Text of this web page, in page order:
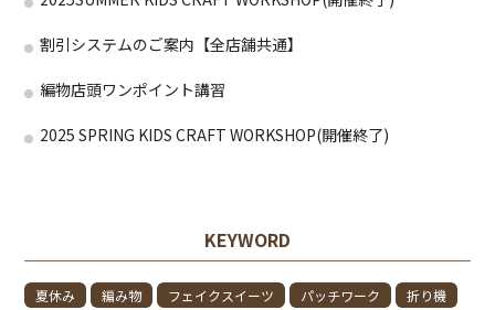
割引システムのご案内【全店舗共通】
編物店頭ワンポイント講習
2025 SPRING KIDS CRAFT WORKSHOP(開催終了)
KEYWORD
夏休み 編み物 フェイクスイーツ パッチワーク
折り機